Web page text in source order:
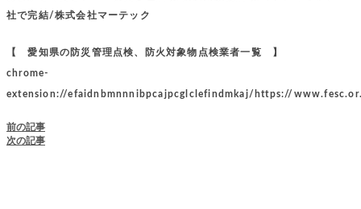
社で完結/株式会社マーテック
【 愛知県の防災管理点検、防火対象物点検業者一覧 】
chrome-
extension://efaidnbmnnnibpcajpcglclefindmkaj/https://
前の記事
次の記事